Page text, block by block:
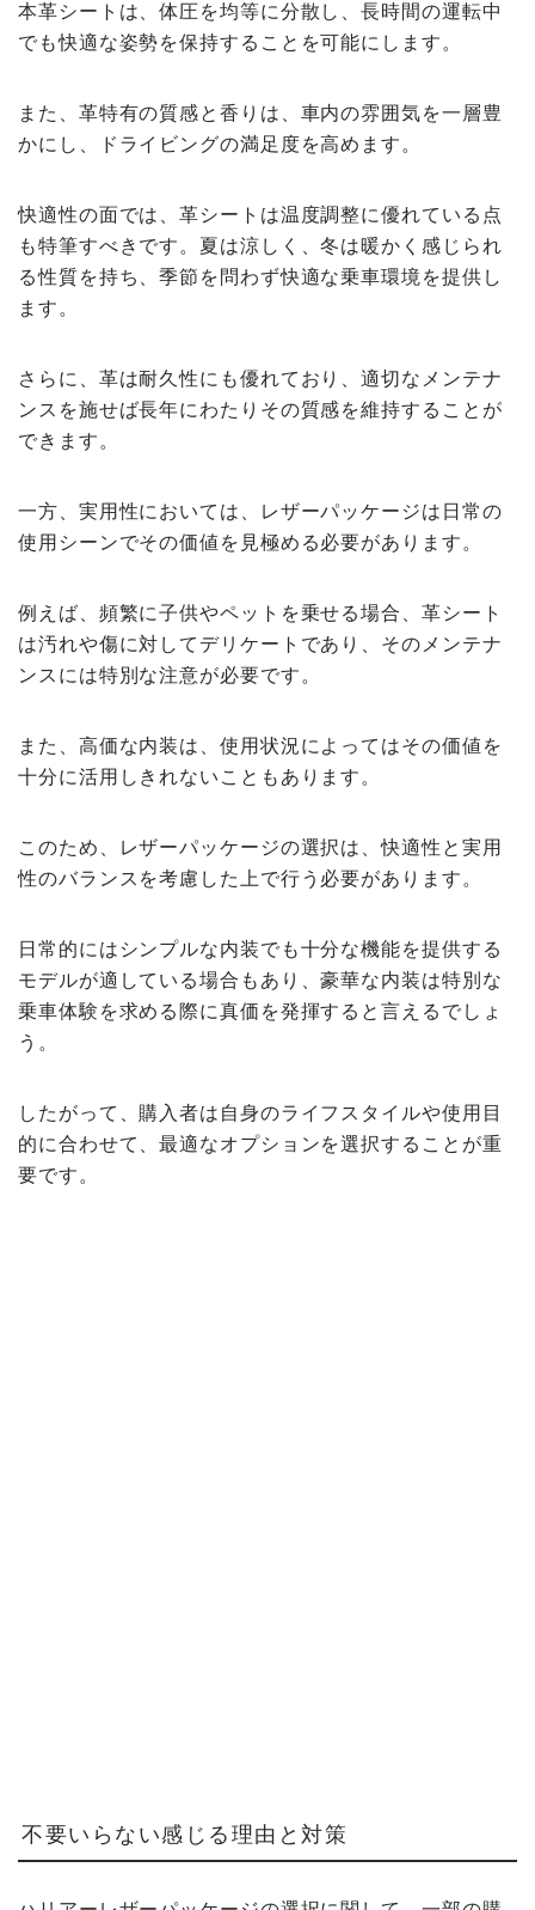
本革シートは、体圧を均等に分散し、長時間の運転中
でも快適な姿勢を保持することを可能にします。
また、革特有の質感と香りは、車内の雰囲気を一層豊
かにし、ドライビングの満足度を高めます。
快適性の面では、革シートは温度調整に優れている点
も特筆すべきです。夏は涼しく、冬は暖かく感じられ
る性質を持ち、季節を問わず快適な乗車環境を提供し
ます。
さらに、革は耐久性にも優れており、適切なメンテナ
ンスを施せば長年にわたりその質感を維持することが
できます。
一方、実用性においては、レザーパッケージは日常の
使用シーンでその価値を見極める必要があります。
例えば、頻繁に子供やペットを乗せる場合、革シート
は汚れや傷に対してデリケートであり、そのメンテナ
ンスには特別な注意が必要です。
また、高価な内装は、使用状況によってはその価値を
十分に活用しきれないこともあります。
このため、レザーパッケージの選択は、快適性と実用
性のバランスを考慮した上で行う必要があります。
日常的にはシンプルな内装でも十分な機能を提供する
モデルが適している場合もあり、豪華な内装は特別な
乗車体験を求める際に真価を発揮すると言えるでしょ
う。
したがって、購入者は自身のライフスタイルや使用目
的に合わせて、最適なオプションを選択することが重
要です。
不要いらない感じる理由と対策